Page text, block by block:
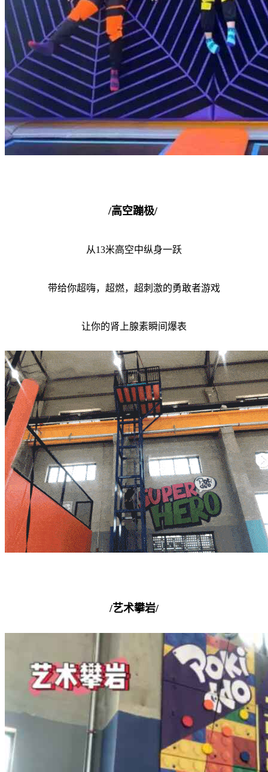
/高空蹦极/
从13米高空中纵身一跃
带给你超嗨，超燃，超刺激的勇敢者游戏
让你的肾上腺素瞬间爆表
/艺术攀岩/